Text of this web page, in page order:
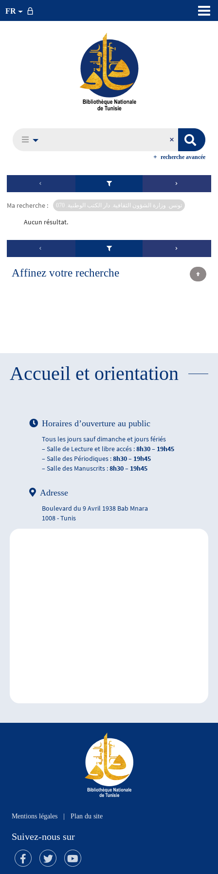
FR
recherche avancée
Ma recherche : تونس. وزارة الشؤون الثقافية. دار الكتب الوطنية. 070
Aucun résultat.
Affinez votre recherche
Accueil et orientation
Horaires d’ouverture au public
Tous les jours sauf dimanche et jours fériés
– Salle de Lecture et libre accés :8h30 – 19h45
– Salle des Périodiques :8h30 – 19h45
– Salle des Manuscrits :8h30 – 19h45
Adresse
Boulevard du 9 Avril 1938 Bab Mnara
1008 - Tunis
Mentions légales Plan du site
Suivez-nous sur